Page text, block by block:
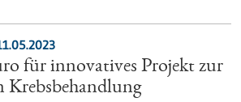
für innovatives Projekt zur
Krebsbehandlung